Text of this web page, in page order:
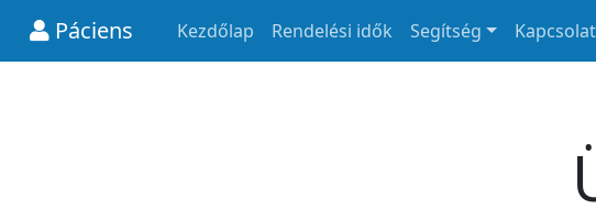
Páciens Kezdőlap Rendelési idők Segítség Kapcsolat